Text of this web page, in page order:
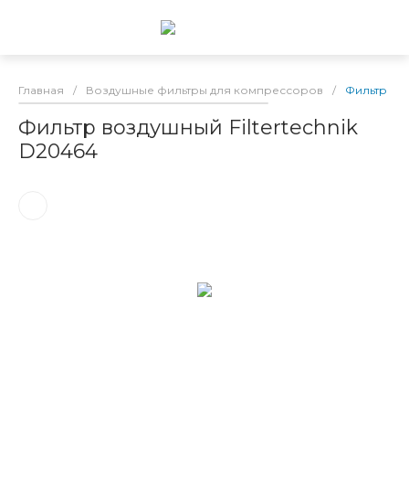
Главная / Воздушные фильтры для компрессоров / Фильтр
Фильтр воздушный Filtertechnik
D20464